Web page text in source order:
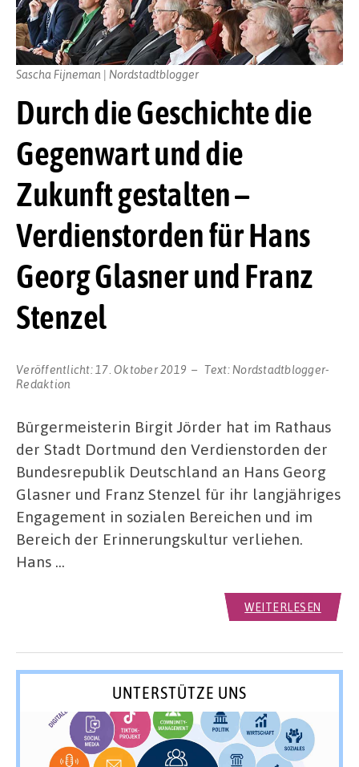
Durch die Geschichte die
Gegenwart und die
Zukunft gestalten –
Verdienstorden für Hans
Georg Glasner und Franz
Stenzel
Veröffentlicht: 17. Oktober 2019 Text: Nordstadtblogger-
Redaktion
Sascha Fijneman | Nordstadtblogger
Bürgermeisterin Birgit Jörder hat im Rathaus
der Stadt Dortmund den Verdienstorden der
Bundesrepublik Deutschland an Hans Georg
Glasner und Franz Stenzel für ihr langjähriges
Engagement in sozialen Bereichen und im
Bereich der Erinnerungskultur verliehen.
Hans …
WEITERLESEN
UNTERSTÜTZE UNS